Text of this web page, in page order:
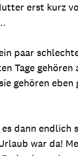
erst kurz
paar
Tage gehören
gehören eben
es dann endlich
war da!